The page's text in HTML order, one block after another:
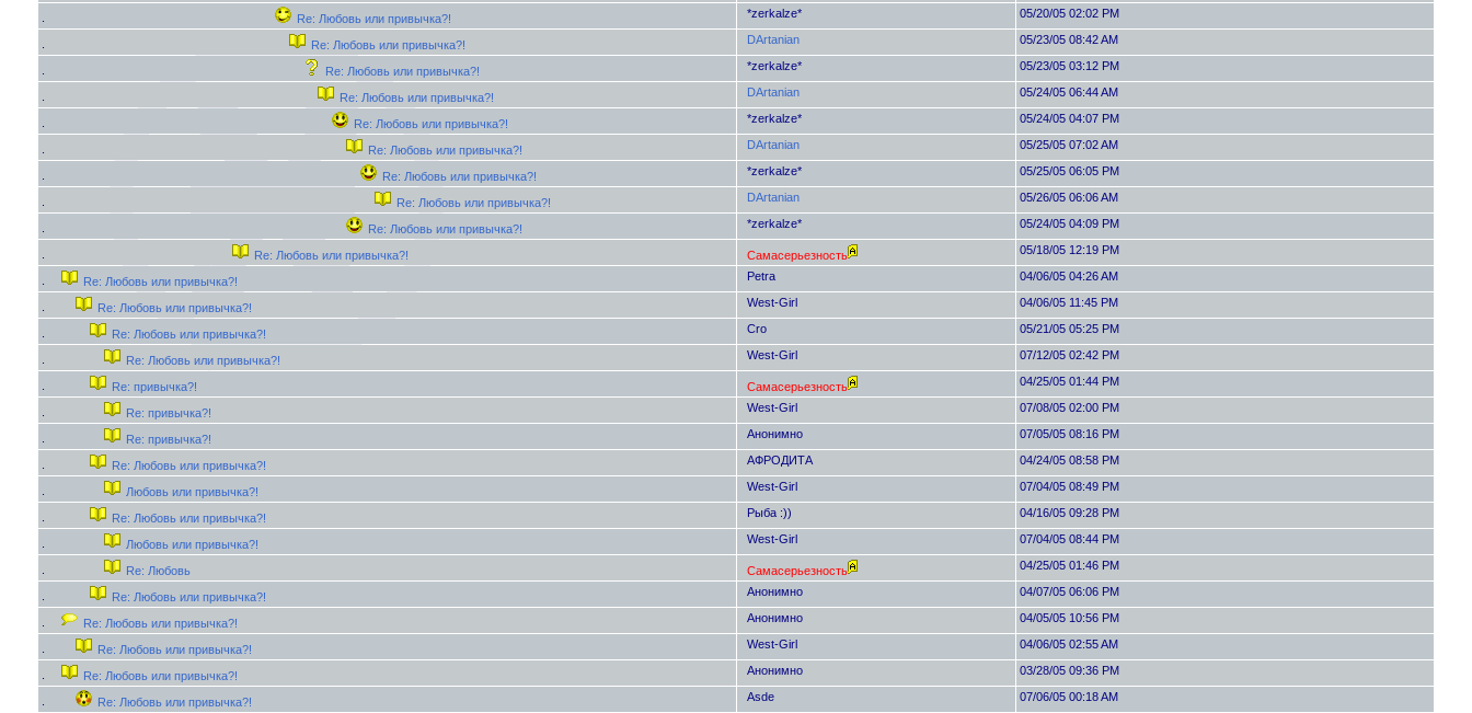
Re: Любовь или привычка?! *zerkalze* 05/20/05 02:02 PM
Re: Любовь или привычка?! DArtanian 05/23/05 08:42 AM
Re: Любовь или привычка?! *zerkalze* 05/23/05 03:12 PM
Re: Любовь или привычка?! DArtanian 05/24/05 06:44 AM
Re: Любовь или привычка?! *zerkalze* 05/24/05 04:07 PM
Re: Любовь или привычка?! DArtanian 05/25/05 07:02 AM
Re: Любовь или привычка?! *zerkalze* 05/25/05 06:05 PM
Re: Любовь или привычка?! DArtanian 05/26/05 06:06 AM
Re: Любовь или привычка?! *zerkalze* 05/24/05 04:09 PM
Re: Любовь или привычка?! Самасерьезность 05/18/05 12:19 PM
Re: Любовь или привычка?! Petra 04/06/05 04:26 AM
Re: Любовь или привычка?! West-Girl 04/06/05 11:45 PM
Re: Любовь или привычка?! Cro 05/21/05 05:25 PM
Re: Любовь или привычка?! West-Girl 07/12/05 02:42 PM
Re: привычка?! Самасерьезность 04/25/05 01:44 PM
Re: привычка?! West-Girl 07/08/05 02:00 PM
Re: привычка?! Анонимно 07/05/05 08:16 PM
Re: Любовь или привычка?! АФРОДИТА 04/24/05 08:58 PM
Любовь или привычка?! West-Girl 07/04/05 08:49 PM
Re: Любовь или привычка?! Рыба :)) 04/16/05 09:28 PM
Любовь или привычка?! West-Girl 07/04/05 08:44 PM
Re: Любовь Самасерьезность 04/25/05 01:46 PM
Re: Любовь или привычка?! Анонимно 04/07/05 06:06 PM
Re: Любовь или привычка?! Анонимно 04/05/05 10:56 PM
Re: Любовь или привычка?! West-Girl 04/06/05 02:55 AM
Re: Любовь или привычка?! Анонимно 03/28/05 09:36 PM
Re: Любовь или привычка?! Asde 07/06/05 00:18 AM